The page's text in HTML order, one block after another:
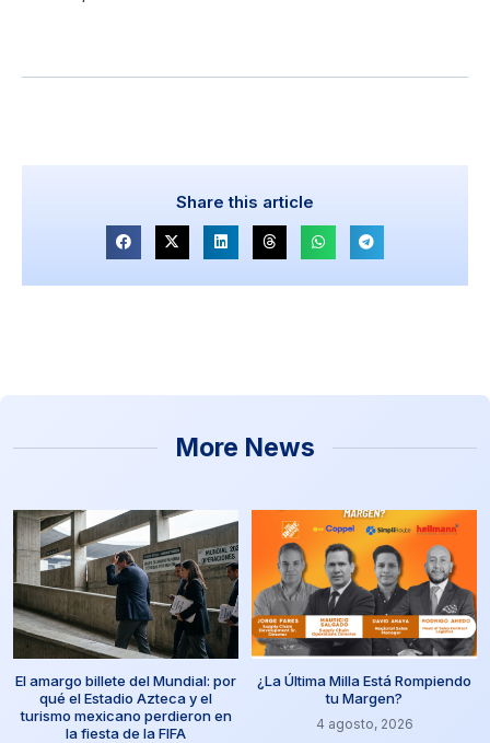
Share this article
More News
El amargo billete del Mundial: por
qué el Estadio Azteca y el
turismo mexicano perdieron en
la fiesta de la FIFA
¿La Última Milla Está Rompiendo
tu Margen?
4 agosto, 2026